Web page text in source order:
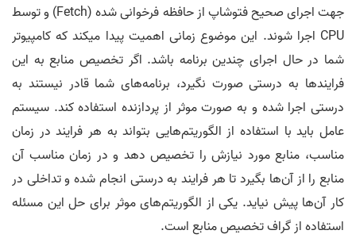
جهت اجرای صحیح فتوشاپ از حافظه فرخوانی شده (Fetch) و توسط
CPU اجرا شوند. این موضوع زمانی اهمیت پیدا میکند که کامپیوتر
شما در حال اجرای چندین برنامه باشد. اگر تخصیص منابع به این
فرایندها به درستی صورت نگیرد، برنامه‌های شما قادر نیستند به
درستی اجرا شده و به صورت موثر از پردازنده استفاده کند. سیستم
عامل باید با استفاده از الگوریتم‌هایی بتواند به هر فرایند در زمان
مناسب، منابع مورد نیازش را تخصیص دهد و در زمان مناسب آن
منابع را از آن‌ها بگیرد تا هر فرایند به درستی انجام شده و تداخلی در
کار آن‌ها پیش نیاید. یکی از الگوریتم‌های موثر برای حل این مسئله
استفاده از گراف تخصیص منابع است.